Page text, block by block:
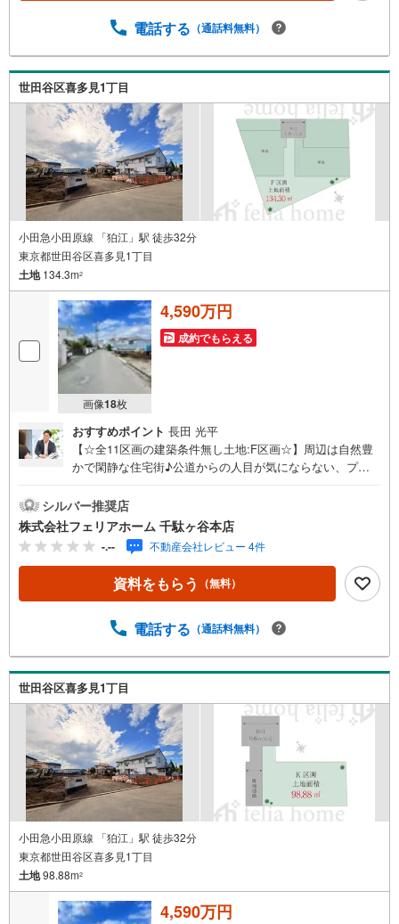
様が通学しやすい環境です！「資料請求」「ご見学」のお
いただければと思います！
電話する （通話料無料）
世田谷区喜多見1丁目
小田急小田原線 「狛江」駅 徒歩32分
東京都世田谷区喜多見1丁目
土地134.3m2
画像18枚
4,590万円
成約でもらえる
おすすめポイント 長田 光平
【☆全11区画の建築条件無し土地:F区画☆】周辺は自然豊
かで閑静な住宅街♪公道からの人目が気にならない、プラ
スメーカーにて建築可能です◎フェリアホーム千駄ヶ谷本
店は、土地・新築戸建・中古戸建・中古マンションなど幅
広い物件を取り扱っております。ご購入をご検討のお客様
やご売却をご検討のお手伝いが可能です!!■インターネット
予約で当日見学が可能です（1）［室内・現地を見学する］
をクリック（2）本日～4日以内をご希望の方は「ご要望・
お電話でのお問い合わせがスムーズです。【Yahoo！ 不動
ポイントがもらえる「Yahoo！不動産 物件ご成約キャンペ
ーン」の対象になります。「資料をもらう」「見学予約を
する」ボタンからお問い合わせください。※必ずYahoo！ J
APAN IDでログインしてください。※PayPayポイントは出
金と譲渡はできません。”
シルバー推奨店
株式会社フェリアホーム 千駄ヶ谷本店
-.-- 不動産会社レビュー 4件
資料をもらう （無料）
電話する （通話料無料）
世田谷区喜多見1丁目
小田急小田原線 「狛江」駅 徒歩32分
東京都世田谷区喜多見1丁目
土地98.88m2
4,590万円